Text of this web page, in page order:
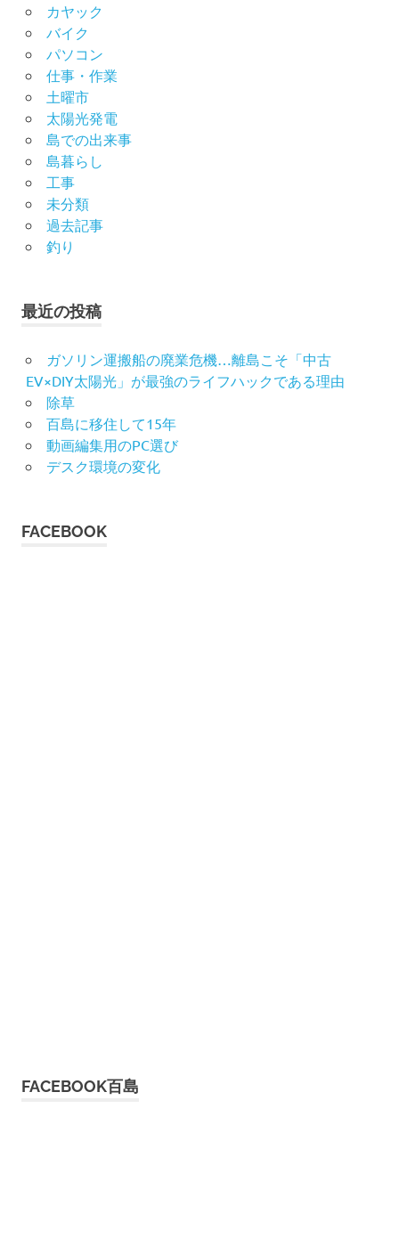
カヤック
バイク
パソコン
仕事・作業
土曜市
太陽光発電
島での出来事
島暮らし
工事
未分類
過去記事
釣り
最近の投稿
ガソリン運搬船の廃業危機…離島こそ「中古
EV×DIY太陽光」が最強のライフハックである理由
除草
百島に移住して15年
動画編集用のPC選び
デスク環境の変化
FACEBOOK
FACEBOOK百島